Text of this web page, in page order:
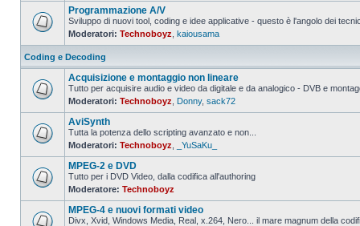
da
leggere
Nessun
messaggio
da
leggere
Programmazione A/V
Sviluppo di nuovi tool, coding e idee applicative - questo è l'angolo dei
Moderatori: Technoboyz kaiousama
Coding e Decoding
Nessun
messaggio
da
leggere
Acquisizione e montaggio non lineare
Tutto per acquisire audio e video da digitale e da analogico - DVB e
Moderatori: Technoboyz Donny, sack72
Nessun
messaggio
da
leggere
AviSynth
Tutta la potenza dello scripting avanzato e non...
Moderatori: Technoboyz _YuSaKu_
Nessun
messaggio
da
leggere
MPEG-2 e DVD
Tutto per i DVD Video, dalla codifica all'authoring
Moderatore: Technoboyz
MPEG-4 e nuovi formati video
Divx, Xvid, Windows Media, Real, x.264, Nero... il mare magnum della